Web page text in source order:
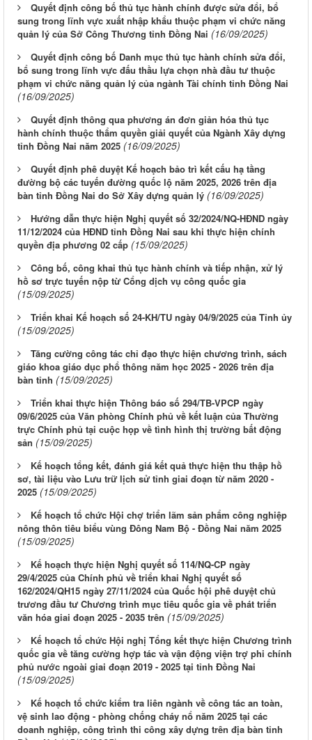
Quyết định công bố thủ tục hành chính được sửa đổi, bổ
sung trong lĩnh vực xuất nhập khẩu thuộc phạm vi chức năng
quản lý của Sở Công Thương tỉnh Đồng Nai (16/09/2025)
Quyết định công bố Danh mục thủ tục hành chính sửa đổi,
bổ sung trong lĩnh vực đấu thầu lựa chọn nhà đầu tư thuộc
phạm vi chức năng quản lý của ngành Tài chính tỉnh Đồng Nai
(16/09/2025)
Quyết định thông qua phương án đơn giản hóa thủ tục
hành chính thuộc thẩm quyền giải quyết của Ngành Xây dựng
tỉnh Đồng Nai năm 2025 (16/09/2025)
Quyết định phê duyệt Kế hoạch bảo trì kết cấu hạ tầng
đường bộ các tuyến đường quốc lộ năm 2025, 2026 trên địa
bàn tỉnh Đồng Nai do Sở Xây dựng quản lý (16/09/2025)
Hướng dẫn thực hiện Nghị quyết số 32/2024/NQ-HĐND ngày
11/12/2024 của HĐND tỉnh Đồng Nai sau khi thực hiện chính
quyền địa phương 02 cấp (15/09/2025)
Công bố, công khai thủ tục hành chính và tiếp nhận, xử lý
hồ sơ trực tuyến nộp từ Cổng dịch vụ công quốc gia
(15/09/2025)
Triển khai Kế hoạch số 24-KH/TU ngày 04/9/2025 của Tỉnh ủy
(15/09/2025)
Tăng cường công tác chỉ đạo thực hiện chương trình, sách
giáo khoa giáo dục phổ thông năm học 2025 - 2026 trên địa
bàn tỉnh (15/09/2025)
Triển khai thực hiện Thông báo số 294/TB-VPCP ngày
09/6/2025 của Văn phòng Chính phủ về kết luận của Thường
trực Chính phủ tại cuộc họp về tình hình thị trường bất động
sản (15/09/2025)
Kế hoạch tổng kết, đánh giá kết quả thực hiện thu thập hồ
sơ, tài liệu vào Lưu trữ lịch sử tỉnh giai đoạn từ năm 2020 -
2025 (15/09/2025)
Kế hoạch tổ chức Hội chợ triển lãm sản phẩm công nghiệp
nông thôn tiêu biểu vùng Đông Nam Bộ - Đồng Nai năm 2025
(15/09/2025)
Kế hoạch thực hiện Nghị quyết số 114/NQ-CP ngày
29/4/2025 của Chính phủ về triển khai Nghị quyết số
162/2024/QH15 ngày 27/11/2024 của Quốc hội phê duyệt chủ
trương đầu tư Chương trình mục tiêu quốc gia về phát triển
văn hóa giai đoạn 2025 - 2035 trên (15/09/2025)
Kế hoạch tổ chức Hội nghị Tổng kết thực hiện Chương trình
quốc gia về tăng cường hợp tác và vận động viện trợ phi chính
phủ nước ngoài giai đoạn 2019 - 2025 tại tỉnh Đồng Nai
(15/09/2025)
Kế hoạch tổ chức kiểm tra liên ngành về công tác an toàn,
vệ sinh lao động - phòng chống cháy nổ năm 2025 tại các
doanh nghiệp, công trình thi công xây dựng trên địa bàn tỉnh